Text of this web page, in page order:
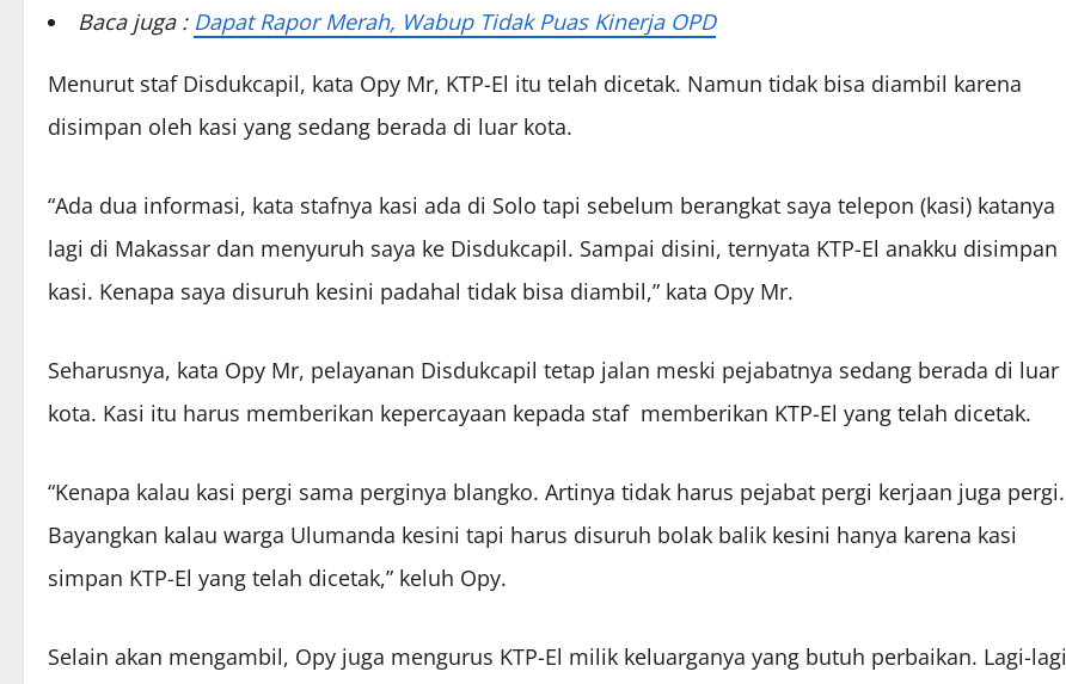
Baca juga : Dapat Rapor Merah, Wabup Tidak Puas Kinerja OPD
Menurut staf Disdukcapil, kata Opy Mr, KTP-El itu telah dicetak. Namun tidak bisa diambil karena
disimpan oleh kasi yang sedang berada di luar kota.
“Ada dua informasi, kata stafnya kasi ada di Solo tapi sebelum berangkat saya telepon (kasi) katanya
lagi di Makassar dan menyuruh saya ke Disdukcapil. Sampai disini, ternyata KTP-El anakku disimpan
kasi. Kenapa saya disuruh kesini padahal tidak bisa diambil,” kata Opy Mr.
Seharusnya, kata Opy Mr, pelayanan Disdukcapil tetap jalan meski pejabatnya sedang berada di luar
kota. Kasi itu harus memberikan kepercayaan kepada staf memberikan KTP-El yang telah dicetak.
“Kenapa kalau kasi pergi sama perginya blangko. Artinya tidak harus pejabat pergi kerjaan juga pergi.
Bayangkan kalau warga Ulumanda kesini tapi harus disuruh bolak balik kesini hanya karena kasi
simpan KTP-El yang telah dicetak,” keluh Opy.
Selain akan mengambil, Opy juga mengurus KTP-El milik keluarganya yang butuh perbaikan. Lagi-lagi